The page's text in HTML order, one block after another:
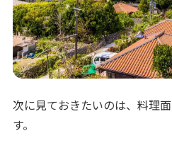
次に見ておきたいのは、料理
す。